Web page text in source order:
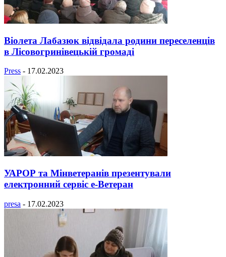
Віолета Лабазюк відвідала родини переселенців
в Лісовогринівецькій громаді
Press - 17.02.2023
УАРОР та Мінветеранів презентували
електронний сервіс е-Ветеран
presa - 17.02.2023